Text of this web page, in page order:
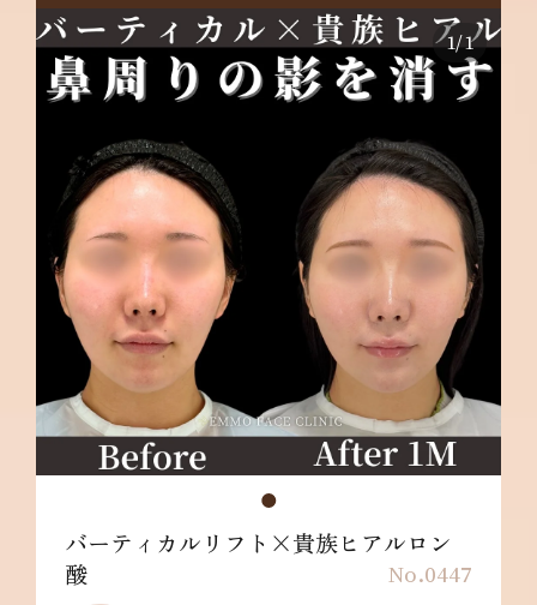
1/1
No.0447
バーティカルリフト×貴族ヒアルロン
酸